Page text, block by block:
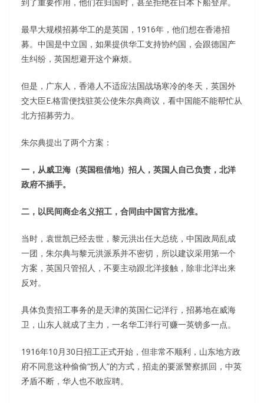
到了重要作用，他们在归国时，甚至拒绝在日本下船登岸。
最早大规模招募华工的是英国，1916年，他们想在香港招
募。中国是中立国，如果提供华工支持协约国，会跟德国产
生纠纷，英国想避开这个麻烦。
但是，广东人，香港人不适应法国战场寒冷的冬天，英国外
交大臣E.格雷便找驻英公使朱尔典商议，看中国能不能帮忙从
北方招募劳力。
朱尔典提出了两个方案：
一，从威卫海（英国租借地）招人，英国人自己负责，北洋
政府不插手。
二，以民间商企名义招工，合同由中国官方批准。
当时，袁世凯已经去世，黎元洪出任大总统，中国政局乱成
一团，朱尔典与黎元洪派系并不密切，所以建议采用第一个
方案，英国只管招人，不要主动跟北洋接触，除非北洋出来
反对。
具体负责招工事务的是天津的英国仁记洋行，招募地在威海
卫，山东人就成了主力，一名华工洋行可赚一英镑多一点。
1916年10月30日招工正式开始，但非常不顺利，山东地方政
府不同意这种偷偷“拐人”的方式，招走的要派警察抓回，中英
矛盾不断，华人也不敢应聘。